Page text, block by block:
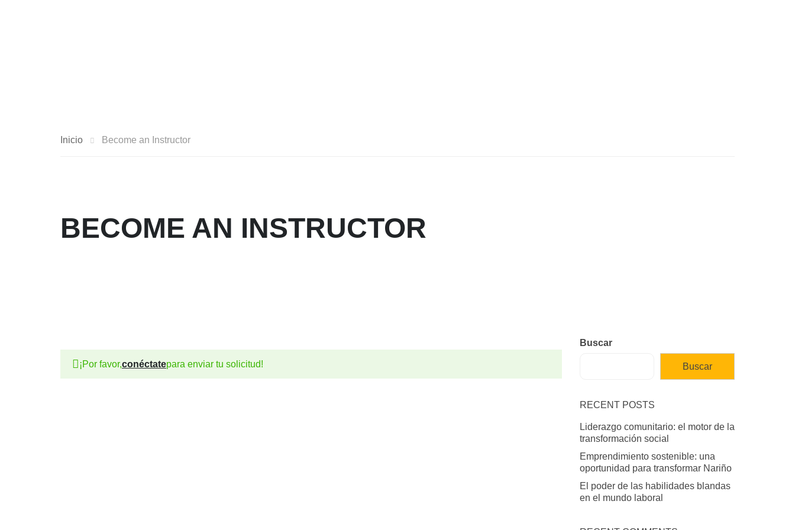
Inicio Become an Instructor
BECOME AN INSTRUCTOR
¡Por favor,conéctatepara enviar tu solicitud!
Buscar
Buscar
RECENT POSTS
Liderazgo comunitario: el motor de la
transformación social
Emprendimiento sostenible: una
oportunidad para transformar Nariño
El poder de las habilidades blandas
en el mundo laboral